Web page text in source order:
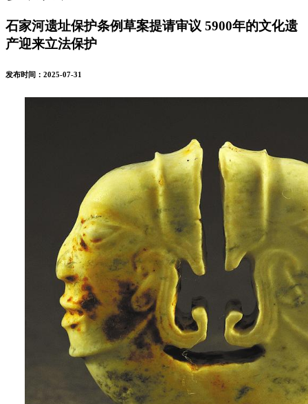
石家河遗址保护条例草案提请审议 5900年的文化遗
产迎来立法保护
发布时间：2025-07-31